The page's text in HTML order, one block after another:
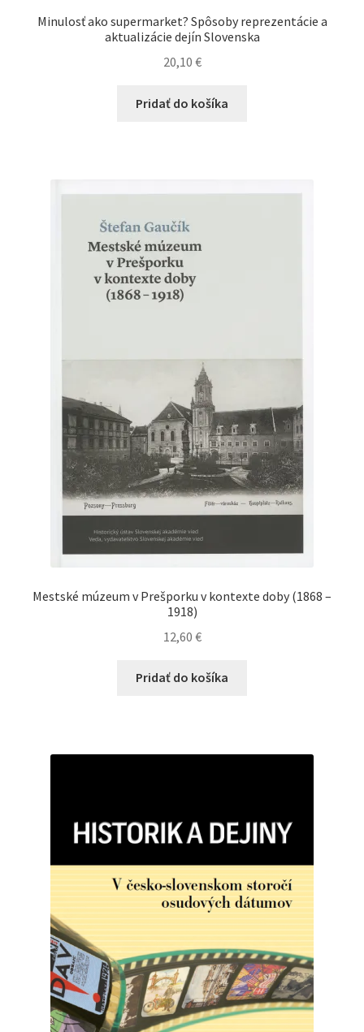
Minulosť ako supermarket? Spôsoby reprezentácie a
aktualizácie dejín Slovenska
20,10 €
Pridať do košíka
Mestské múzeum v Prešporku v kontexte doby (1868 –
1918)
12,60 €
Pridať do košíka